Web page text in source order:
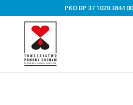
PKO BP 37 1020 3844